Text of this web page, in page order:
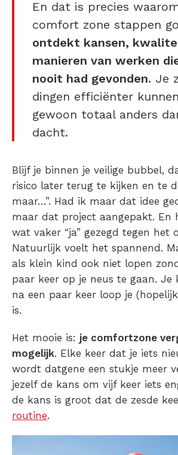
En dat is precies
comfort zone stappen
ontdekt kansen,
manieren van werken
nooit had gevonden. Je
dingen efficiënter
gewoon totaal anders
dacht.
Blijf je binnen je veilige bubbel,
risico later terug te kijken en te
maar…”. Had ik maar dat idee
maar dat project aangepakt. En
wat vaker “ja” gezegd tegen het
Natuurlijk voelt het spannend.
als klein kind ook niet lopen
paar keer op je neus te gaan. Je
na een paar keer loop je
is.
Het mooie is: je comfortzone
mogelijk. Elke keer dat je iets
wordt datgene een stukje meer
jezelf de kans om vijf keer iets
de kans is groot dat de zesde
routine.